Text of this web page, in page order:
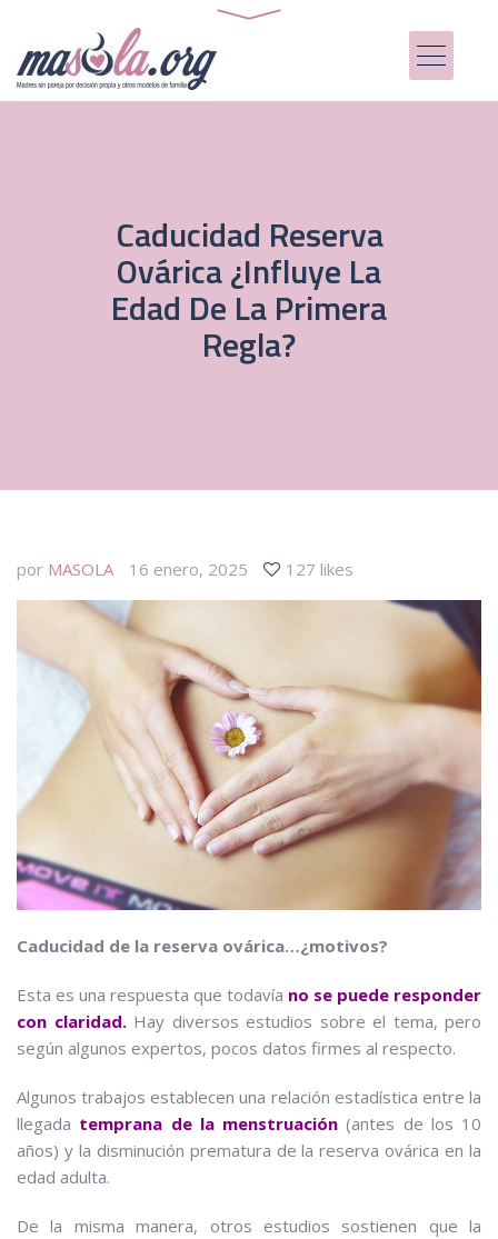
Caducidad Reserva
Ovárica ¿Influye La
Edad De La Primera
Regla?
por MASOLA 16 enero, 2025 127 likes
Caducidad de la reserva ovárica…¿motivos?
Esta es una respuesta que todavía no se puede responder
con claridad. Hay diversos estudios sobre el tema, pero
según algunos expertos, pocos datos firmes al respecto.
Algunos trabajos establecen una relación estadística entre la
llegada temprana de la menstruación (antes de los 10
años) y la disminución prematura de la reserva ovárica en la
edad adulta.
De la misma manera, otros estudios sostienen que la